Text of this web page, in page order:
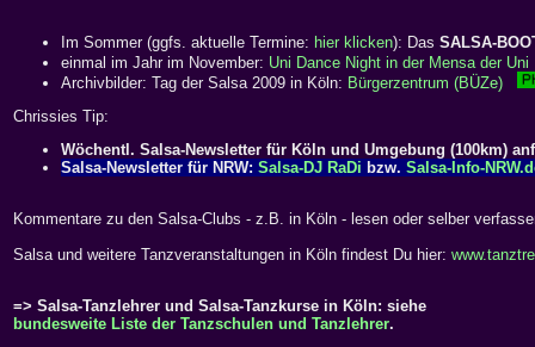
Im Sommer (ggfs. aktuelle Termine: hier klicken): Das SALSA-
einmal im Jahr im November: Uni Dance Night in der Mensa der
Archivbilder: Tag der Salsa 2009 in Köln: Bürgerzentrum (BÜZe)
Chrissies Tip:
Wöchentl. Salsa-Newsletter für Köln und Umgebung (100km)
Salsa-Newsletter für NRW: Salsa-DJ RaDi bzw. Salsa-Info-
Kommentare zu den Salsa-Clubs - z.B. in Köln - lesen oder selber
Salsa und weitere Tanzveranstaltungen in Köln findest Du hier:
=> Salsa-Tanzlehrer und Salsa-Tanzkurse in Köln: siehe
bundesweite Liste der Tanzschulen und Tanzlehrer.